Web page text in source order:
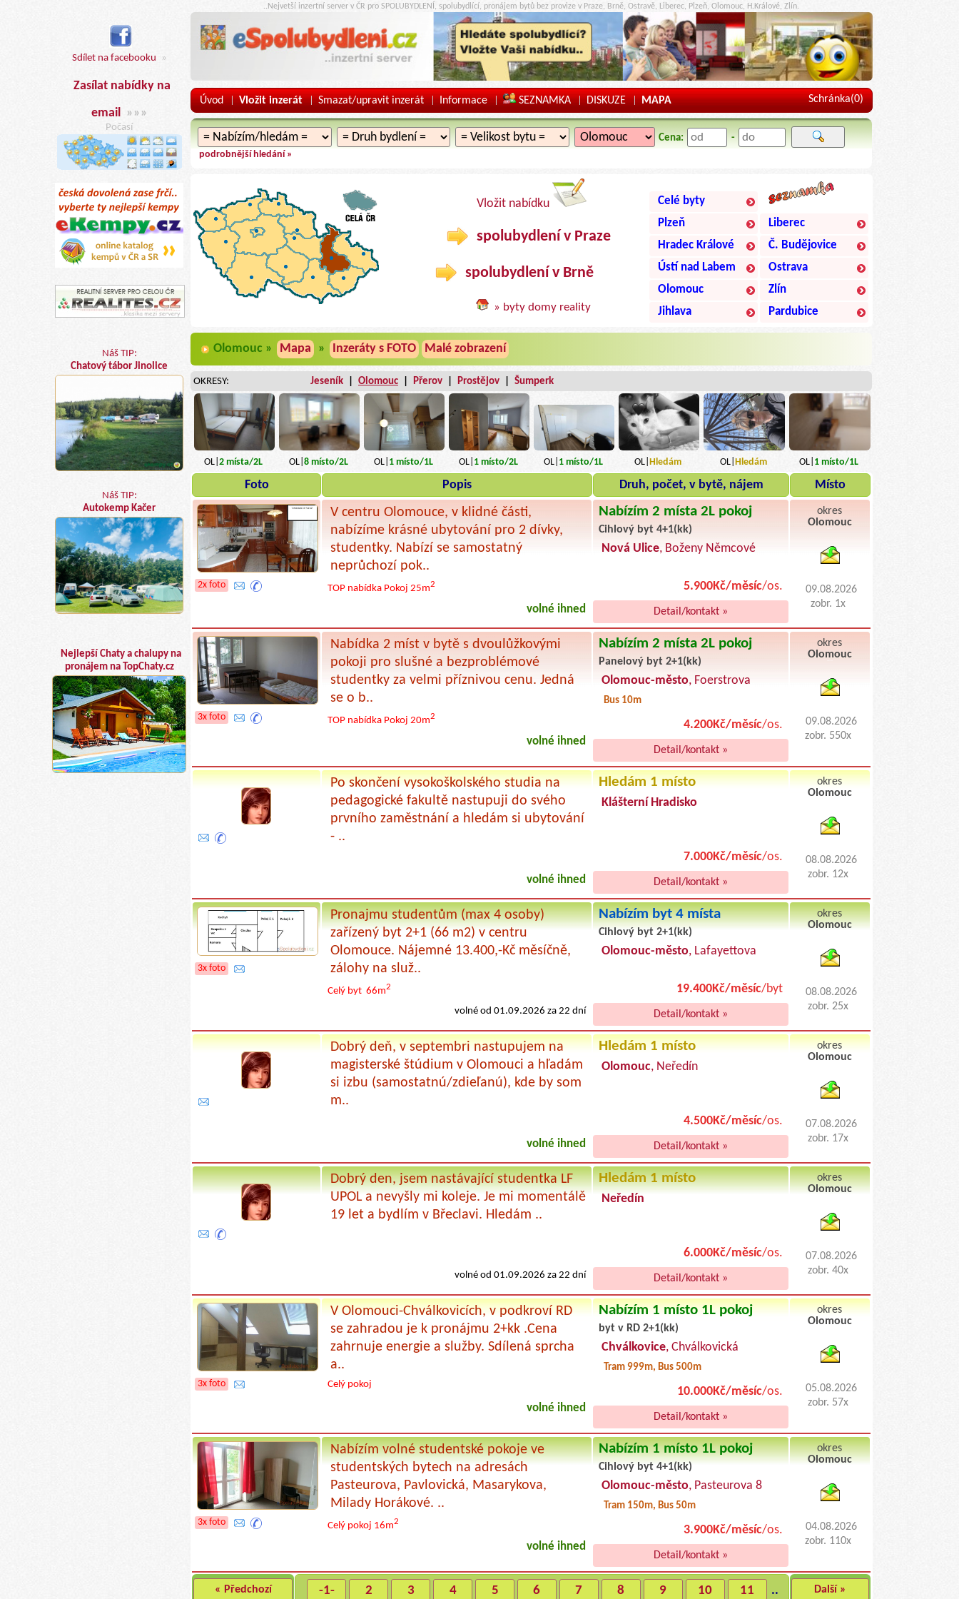
Sdílet na facebooku »
Zasílat nabídky na
email »»»
Počasí
Náš TIP:
Chatový tábor Jinolice
Náš TIP:
Autokemp Kačer
Nejlepší Chaty a chalupy na
pronájem na TopChaty.cz
..Nejvetší inzertní server v ČR pro SPOLUBYDLENÍ, spolubydlící, pronájem bytů bez provize v Praze, Brně, Ostravě, Liberec, Plzeň, Olomouc, H.Králové, Zlín.
Úvod | Vložit inzerát | Smazat/upravit inzerát | Informace | SEZNAMKA | DISKUZE | MAPA Schránka(0)
Cena: -
podrobnější hledání »
Vložit nabídku
spolubydlení v Praze
spolubydlení v Brně
» byty domy reality
Celé byty
Plzeň
Liberec
Hradec Králové
Č. Budějovice
Ústí nad Labem
Ostrava
Olomouc
Zlín
Jihlava
Pardubice
Olomouc » Mapa » Inzeráty s FOTO Malé zobrazení
OKRESY: Jeseník Olomouc Přerov Prostějov Šumperk
OL| 2 místa/2L OL| 8místo/2L OL| 1místo/1L OL| 1místo/2L OL| 1místo/1L OL| Hledám OL| Hledám OL| 1 místo/1L
Foto Popis Druh, počet, v bytě, nájem Místo
2x foto
V centru Olomouce, v klidné části,
nabízíme krásné ubytování pro 2 dívky,
studentky. Nabízí se samostatný
neprůchozí pok..
TOP nabídkaPokoj 25m2
volné ihned
Nabízím 2 místa 2L pokoj
Cihlový byt 4+1(kk)
Nová Ulice, Boženy Němcové
5.900Kč/měsíc/os.
Detail/kontakt »
okres
Olomouc
09.08.2026
zobr. 1x
3x foto
Nabídka 2 míst v bytě s dvoulůžkovými
pokoji pro slušné a bezproblémové
studentky za velmi příznivou cenu. Jedná
se o b..
TOP nabídkaPokoj 20m2
volné ihned
Nabízím 2 místa 2L pokoj
Panelový byt 2+1(kk)
Olomouc-město, Foerstrova
Bus 10m
4.200Kč/měsíc/os.
Detail/kontakt »
okres
Olomouc
09.08.2026
zobr. 550x
Po skončení vysokoškolského studia na
pedagogické fakultě nastupuji do svého
prvního zaměstnání a hledám si ubytování
- ..
volné ihned
Hledám 1 místo
Klášterní Hradisko
7.000Kč/měsíc/os.
Detail/kontakt »
okres
Olomouc
08.08.2026
zobr. 12x
3x foto
Pronajmu studentům (max 4 osoby)
zařízený byt 2+1 (66 m2) v centru
Olomouce. Nájemné 13.400,-Kč měsíčně,
zálohy na služ..
Celý byt66m2
volné od 01.09.2026 za 22 dní
Nabízím byt 4 místa
Cihlový byt 2+1(kk)
Olomouc-město, Lafayettova
19.400Kč/měsíc/byt
Detail/kontakt »
okres
Olomouc
08.08.2026
zobr. 25x
Dobrý deň, v septembri nastupujem na
magisterské štúdium v Olomouci a hľadám
si izbu (samostatnú/zdieľanú), kde by som
m..
volné ihned
Hledám 1 místo
Olomouc, Neředín
4.500Kč/měsíc/os.
Detail/kontakt »
okres
Olomouc
07.08.2026
zobr. 17x
Dobrý den, jsem nastávající studentka LF
UPOL a nevyšly mi koleje. Je mi momentálě
19 let a bydlím v Břeclavi. Hledám ..
volné od 01.09.2026 za 22 dní
Hledám 1 místo
Neředín
6.000Kč/měsíc/os.
Detail/kontakt »
okres
Olomouc
07.08.2026
zobr. 40x
3x foto
V Olomouci-Chválkovicích, v podkroví RD
se zahradou je k pronájmu 2+kk .Cena
zahrnuje energie a služby. Sdílená sprcha
a..
Celý pokoj
volné ihned
Nabízím 1 místo 1L pokoj
byt v RD 2+1(kk)
Chválkovice, Chválkovická
Tram 999m, Bus 500m
10.000Kč/měsíc/os.
Detail/kontakt »
okres
Olomouc
05.08.2026
zobr. 57x
3x foto
Nabízím volné studentské pokoje ve
studentských bytech na adresách
Pasteurova, Pavlovická, Masarykova,
Milady Horákové. ..
Celý pokoj 16m2
volné ihned
Nabízím 1 místo 1L pokoj
Cihlový byt 4+1(kk)
Olomouc-město, Pasteurova 8
Tram 150m, Bus 50m
3.900Kč/měsíc/os.
Detail/kontakt »
okres
Olomouc
04.08.2026
zobr. 110x
« Předchozí -1- 2 3 4 5 6 7 8 9 10 11 .. Další »